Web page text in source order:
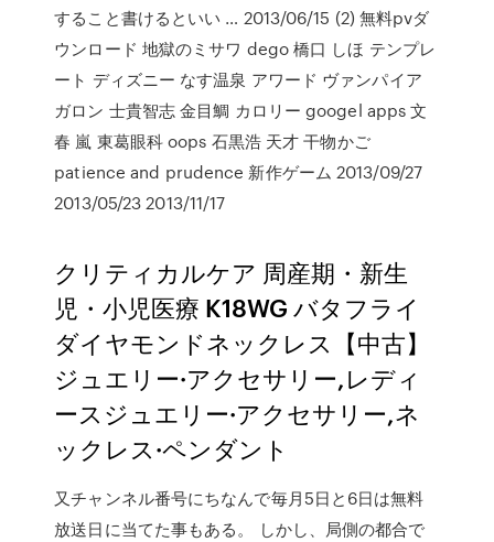
すること書けるといい … 2013/06/15 (2) 無料pvダ
ウンロード 地獄のミサワ dego 橋口 しほ テンプレ
ート ディズニー なす温泉 アワード ヴァンパイア
ガロン 士貴智志 金目鯛 カロリー googel apps 文
春 嵐 東葛眼科 oops 石黒浩 天才 干物かご
patience and prudence 新作ゲーム 2013/09/27
2013/05/23 2013/11/17
クリティカルケア 周産期・新生
児・小児医療 K18WG バタフライ
ダイヤモンドネックレス【中古】
ジュエリー·アクセサリー,レディ
ースジュエリー·アクセサリー,ネ
ックレス·ペンダント
又チャンネル番号にちなんで毎月5日と6日は無料
放送日に当てた事もある。 しかし、局側の都合で